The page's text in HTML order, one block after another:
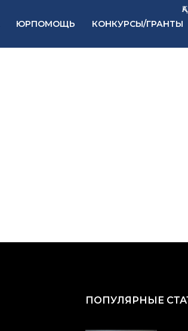
ЮРПОМОЩЬ КОНКУРСЫ/ГРАНТЫ
ПОПУЛЯРНЫЕ